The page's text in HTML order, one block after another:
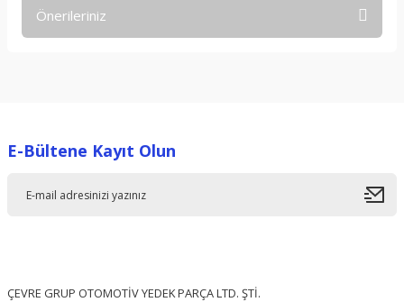
Önerileriniz
Ürün resmi kalitesiz, bozuk veya görüntülenemiyor.
E-Bültene Kayıt Olun
ÇEVRE GRUP OTOMOTİV YEDEK PARÇA LTD. ŞTİ.